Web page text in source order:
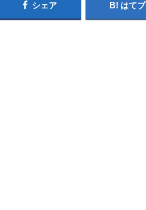
シェア はてブ